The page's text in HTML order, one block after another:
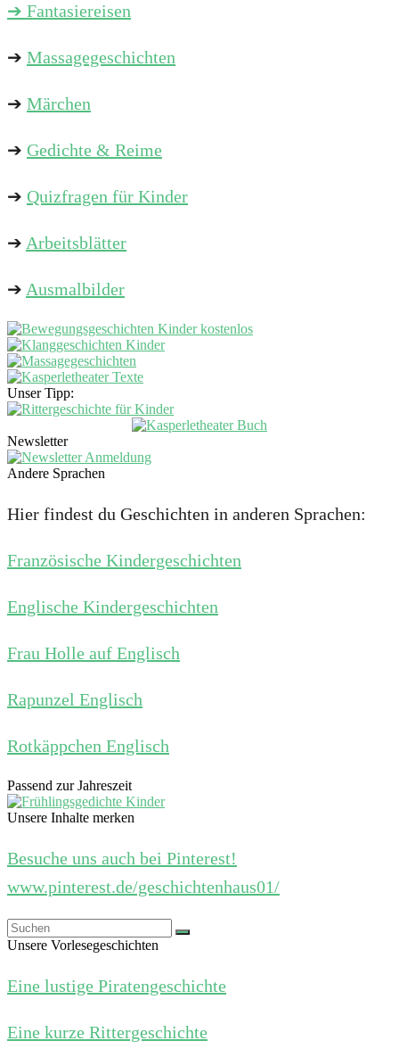
➔ Fantasiereisen
➔ Massagegeschichten
➔ Märchen
➔ Gedichte & Reime
➔ Quizfragen für Kinder
➔ Arbeitsblätter
➔ Ausmalbilder
Unser Tipp:
Newsletter
Andere Sprachen
Hier findest du Geschichten in anderen Sprachen:
Französische Kindergeschichten
Englische Kindergeschichten
Frau Holle auf Englisch
Rapunzel Englisch
Rotkäppchen Englisch
Passend zur Jahreszeit
Unsere Inhalte merken
Besuche uns auch bei Pinterest!
www.pinterest.de/geschichtenhaus01/
Unsere Vorlesegeschichten
Eine lustige Piratengeschichte
Eine kurze Rittergeschichte